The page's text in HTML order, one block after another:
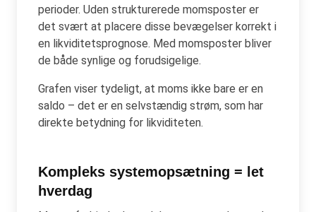
perioder. Uden strukturerede momsposter er
det svært at placere disse bevægelser korrekt i
en likviditetsprognose. Med momsposter bliver
de både synlige og forudsigelige.
Grafen viser tydeligt, at moms ikke bare er en
saldo – det er en selvstændig strøm, som har
direkte betydning for likviditeten.
Kompleks systemopsætning = let
hverdag